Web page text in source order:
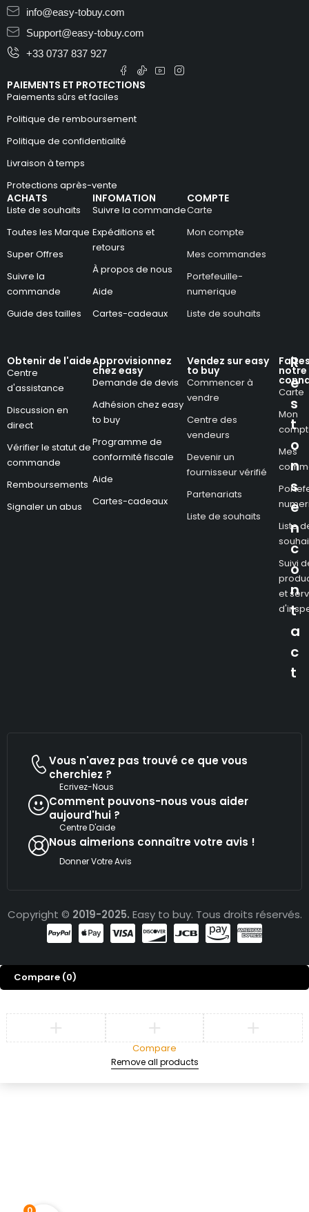
info@easy-tobuy.com
Support@easy-tobuy.com
+33 0737 837 927
ACHATS
Liste de souhaits
Toutes les Marque
Super Offres
Suivre la
commande
Guide des tailles
INFOMATION
Suivre la commande
Expéditions et
retours
À propos de nous
Aide
Cartes-cadeaux
COMPTE
Carte
Mon compte
Mes commandes
Portefeuille-
numerique
Liste de souhaits
PAIEMENTS ET PROTECTIONS
Paiements sûrs et faciles
Politique de remboursement
Politique de confidentialité
Livraison à temps
Protections après-vente
Obtenir de l'aide
Centre
d'assistance
Discussion en
direct
Vérifier le statut de
commande
Remboursements
Signaler un abus
Approvisionnez
chez easy
Demande de devis
Adhésion chez easy
to buy
Programme de
conformité fiscale
Aide
Cartes-cadeaux
Vendez sur easy
to buy
Commencer à
vendre
Centre des
vendeurs
Devenir un
fournisseur vérifié
Partenariats
Liste de souhaits
notre
Carte
Mon
Mes
Liste
Suivi
et
R
e
s
t
o
n
s
e
n
c
o
n
t
a
c
t
Vous n'avez pas trouvé ce que vous
cherchiez ?
Ecrivez-Nous
Comment pouvons-nous vous aider
aujourd'hui ?
Centre D'aide
Nous aimerions connaître votre avis !
Donner Votre Avis
Copyright © 2019-2025. Easy to buy. Tous droits réservés.
Compare (0)
Compare
Remove all products